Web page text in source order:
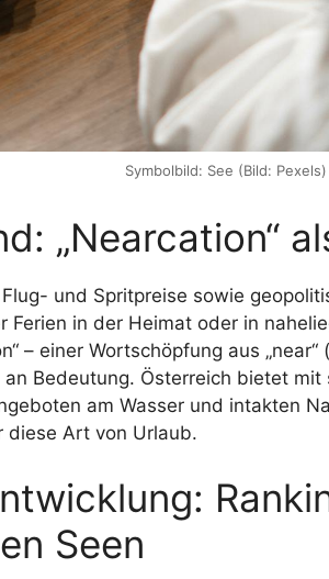
Symbolbild: See (Bild: Pexels)
„Nearcation“
und Spritpreise sowie
Ferien in der Heimat oder in
– einer Wortschöpfung aus „near“
Bedeutung. Österreich bietet mit
am Wasser und intakten
diese Art von Urlaub.
Seen